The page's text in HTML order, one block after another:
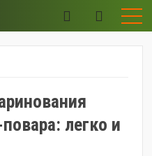
легко и